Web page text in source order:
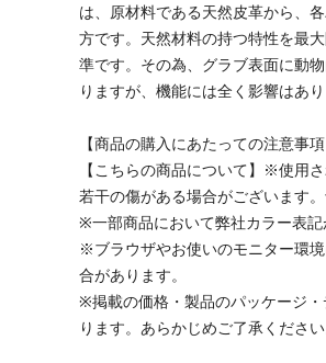
は、原材料である天然皮革から、
方です。天然材料の持つ特性を最
準です。その為、グラブ表面に動
りますが、機能には全く影響はあ
【商品の購入にあたっての注意事項
【こちらの商品について】※使用
若干の傷がある場合がございます
※一部商品において弊社カラー表記
※ブラウザやお使いのモニター環
合があります。
※掲載の価格・製品のパッケージ
ります。あらかじめご了承ください